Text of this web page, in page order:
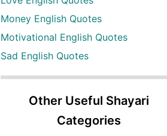
Money English Quotes
Motivational English Quotes
Sad English Quotes
Other Useful Shayari
Categories